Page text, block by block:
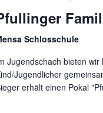
Schlosschule
Jugendschach bieten
Jugendlicher
erhält einen Pokal